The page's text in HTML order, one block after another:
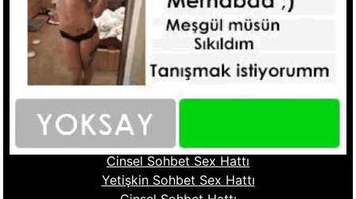
Ucuz Telefonda Sex Hattı
Seks Hattı Numaraları
Sex Numaraları
Whatsapp Seks Numaralar
Fantazi Sohbet
Ucuz Sex Hattı
Sohbet Numara
Cinsel Sohbet Hattı
Cinsel Sohbet Sex Hattı
Yetişkin Sohbet Sex Hattı